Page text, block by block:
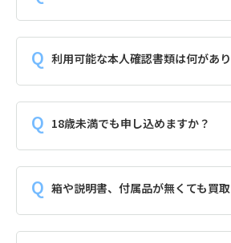
利用可能な本人確認書類は何があ
18歳未満でも申し込めますか？
箱や説明書、付属品が無くても買